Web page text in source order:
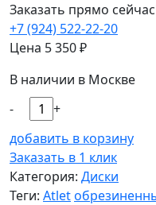
Заказать прямо
+7 (924) 522-22-20
Цена 5 350₽
В наличии в Москве
-
+
добавить в корзину
Заказать в 1 клик
Категория: Диски
Теги: Atlet